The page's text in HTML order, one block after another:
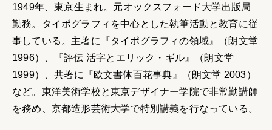
1949年、東京生まれ。元オックスフォード大学出版局
勤務。タイポグラフィを中心とした執筆活動と教育に従
事している。主著に『タイポグラフィの領域』（朗文堂
1996）、『評伝 活字とエリック・ギル』（朗文堂
1999）、共著に『欧文書体百花事典』（朗文堂 2003）
など。東洋美術学校と東京デザイナー学院で非常勤講師
を務め、京都造形芸術大学で特別講義を行なっている。